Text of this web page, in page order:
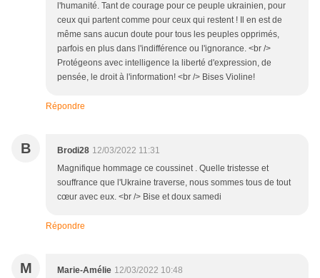
l'humanité. Tant de courage pour ce peuple ukrainien, pour
ceux qui partent comme pour ceux qui restent ! Il en est de
même sans aucun doute pour tous les peuples opprimés,
parfois en plus dans l'indifférence ou l'ignorance. <br />
Protégeons avec intelligence la liberté d'expression, de
pensée, le droit à l'information! <br /> Bises Violine!
Répondre
B Brodi28 12/03/2022 11:31
Magnifique hommage ce coussinet . Quelle tristesse et
souffrance que l'Ukraine traverse, nous sommes tous de tout
cœur avec eux. <br /> Bise et doux samedi
Répondre
M Marie-Amélie 12/03/2022 10:48